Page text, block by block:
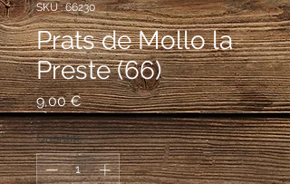
SKU : 66230
Prats de Mollo la
Preste (66)
9,00 €Prix
Quantité *